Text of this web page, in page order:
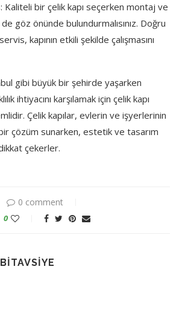
Kaliteli bir çelik kapı seçerken montaj ve
göz önünde bulundurmalısınız. Doğru
kapının etkili şekilde çalışmasını
gibi büyük bir şehirde yaşarken
ihtiyacını karşılamak için çelik kapı
Çelik kapılar, evlerin ve işyerlerinin
çözüm sunarken, estetik ve tasarım
çekerler.
0 comment
0